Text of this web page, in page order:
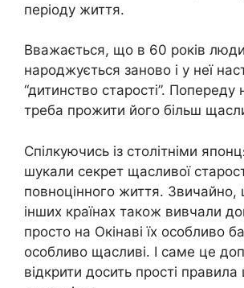
періоду життя.
Вважається, що в 60 років
народжується заново і у неї
“дитинство старості”. Попереду
треба прожити його більш
Спілкуючись із столітніми
шукали секрет щасливої
повноцінного життя. Звичайно,
інших країнах також вивчали
просто на Окінаві їх особливо
особливо щасливі. І саме це
відкрити досить прості